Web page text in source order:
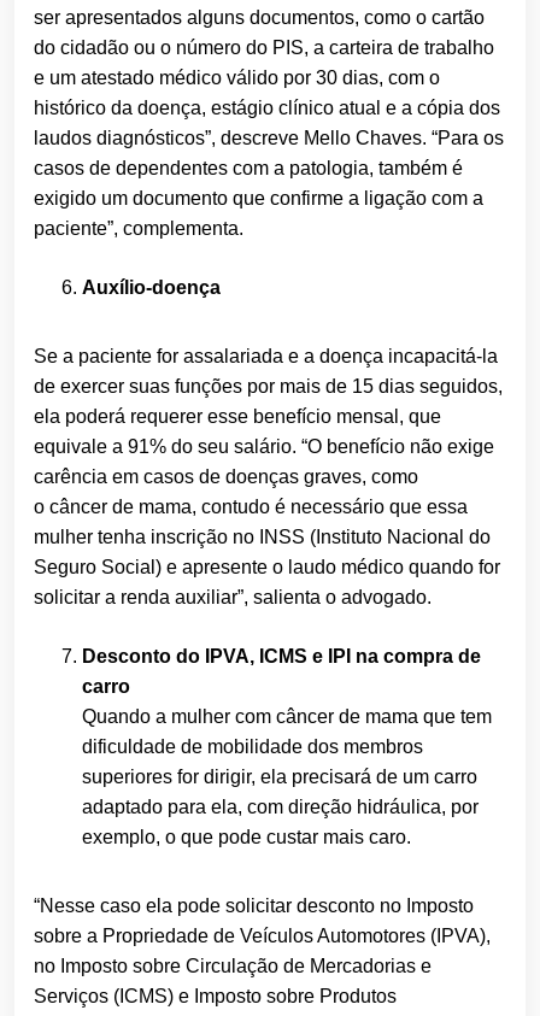
ser apresentados alguns documentos, como o cartão
do cidadão ou o número do PIS, a carteira de trabalho
e um atestado médico válido por 30 dias, com o
histórico da doença, estágio clínico atual e a cópia dos
laudos diagnósticos”, descreve Mello Chaves. “Para os
casos de dependentes com a patologia, também é
exigido um documento que confirme a ligação com a
paciente”, complementa.
Auxílio-doença
Se a paciente for assalariada e a doença incapacitá-la
de exercer suas funções por mais de 15 dias seguidos,
ela poderá requerer esse benefício mensal, que
equivale a 91% do seu salário. “O benefício não exige
carência em casos de doenças graves, como
o câncer de mama, contudo é necessário que essa
mulher tenha inscrição no INSS (Instituto Nacional do
Seguro Social) e apresente o laudo médico quando for
solicitar a renda auxiliar”, salienta o advogado.
Desconto do IPVA, ICMS e IPI na compra de
carro
Quando a mulher com câncer de mama que tem
dificuldade de mobilidade dos membros
superiores for dirigir, ela precisará de um carro
adaptado para ela, com direção hidráulica, por
exemplo, o que pode custar mais caro.
“Nesse caso ela pode solicitar desconto no Imposto
sobre a Propriedade de Veículos Automotores (IPVA),
no Imposto sobre Circulação de Mercadorias e
Serviços (ICMS) e Imposto sobre Produtos